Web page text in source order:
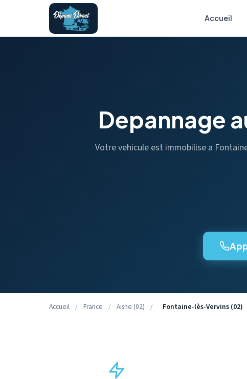
Accueil
Depannage
Votre vehicule est immobilise a
Accueil / France / Aisne (02) / Fontaine-lès-Vervins (02)